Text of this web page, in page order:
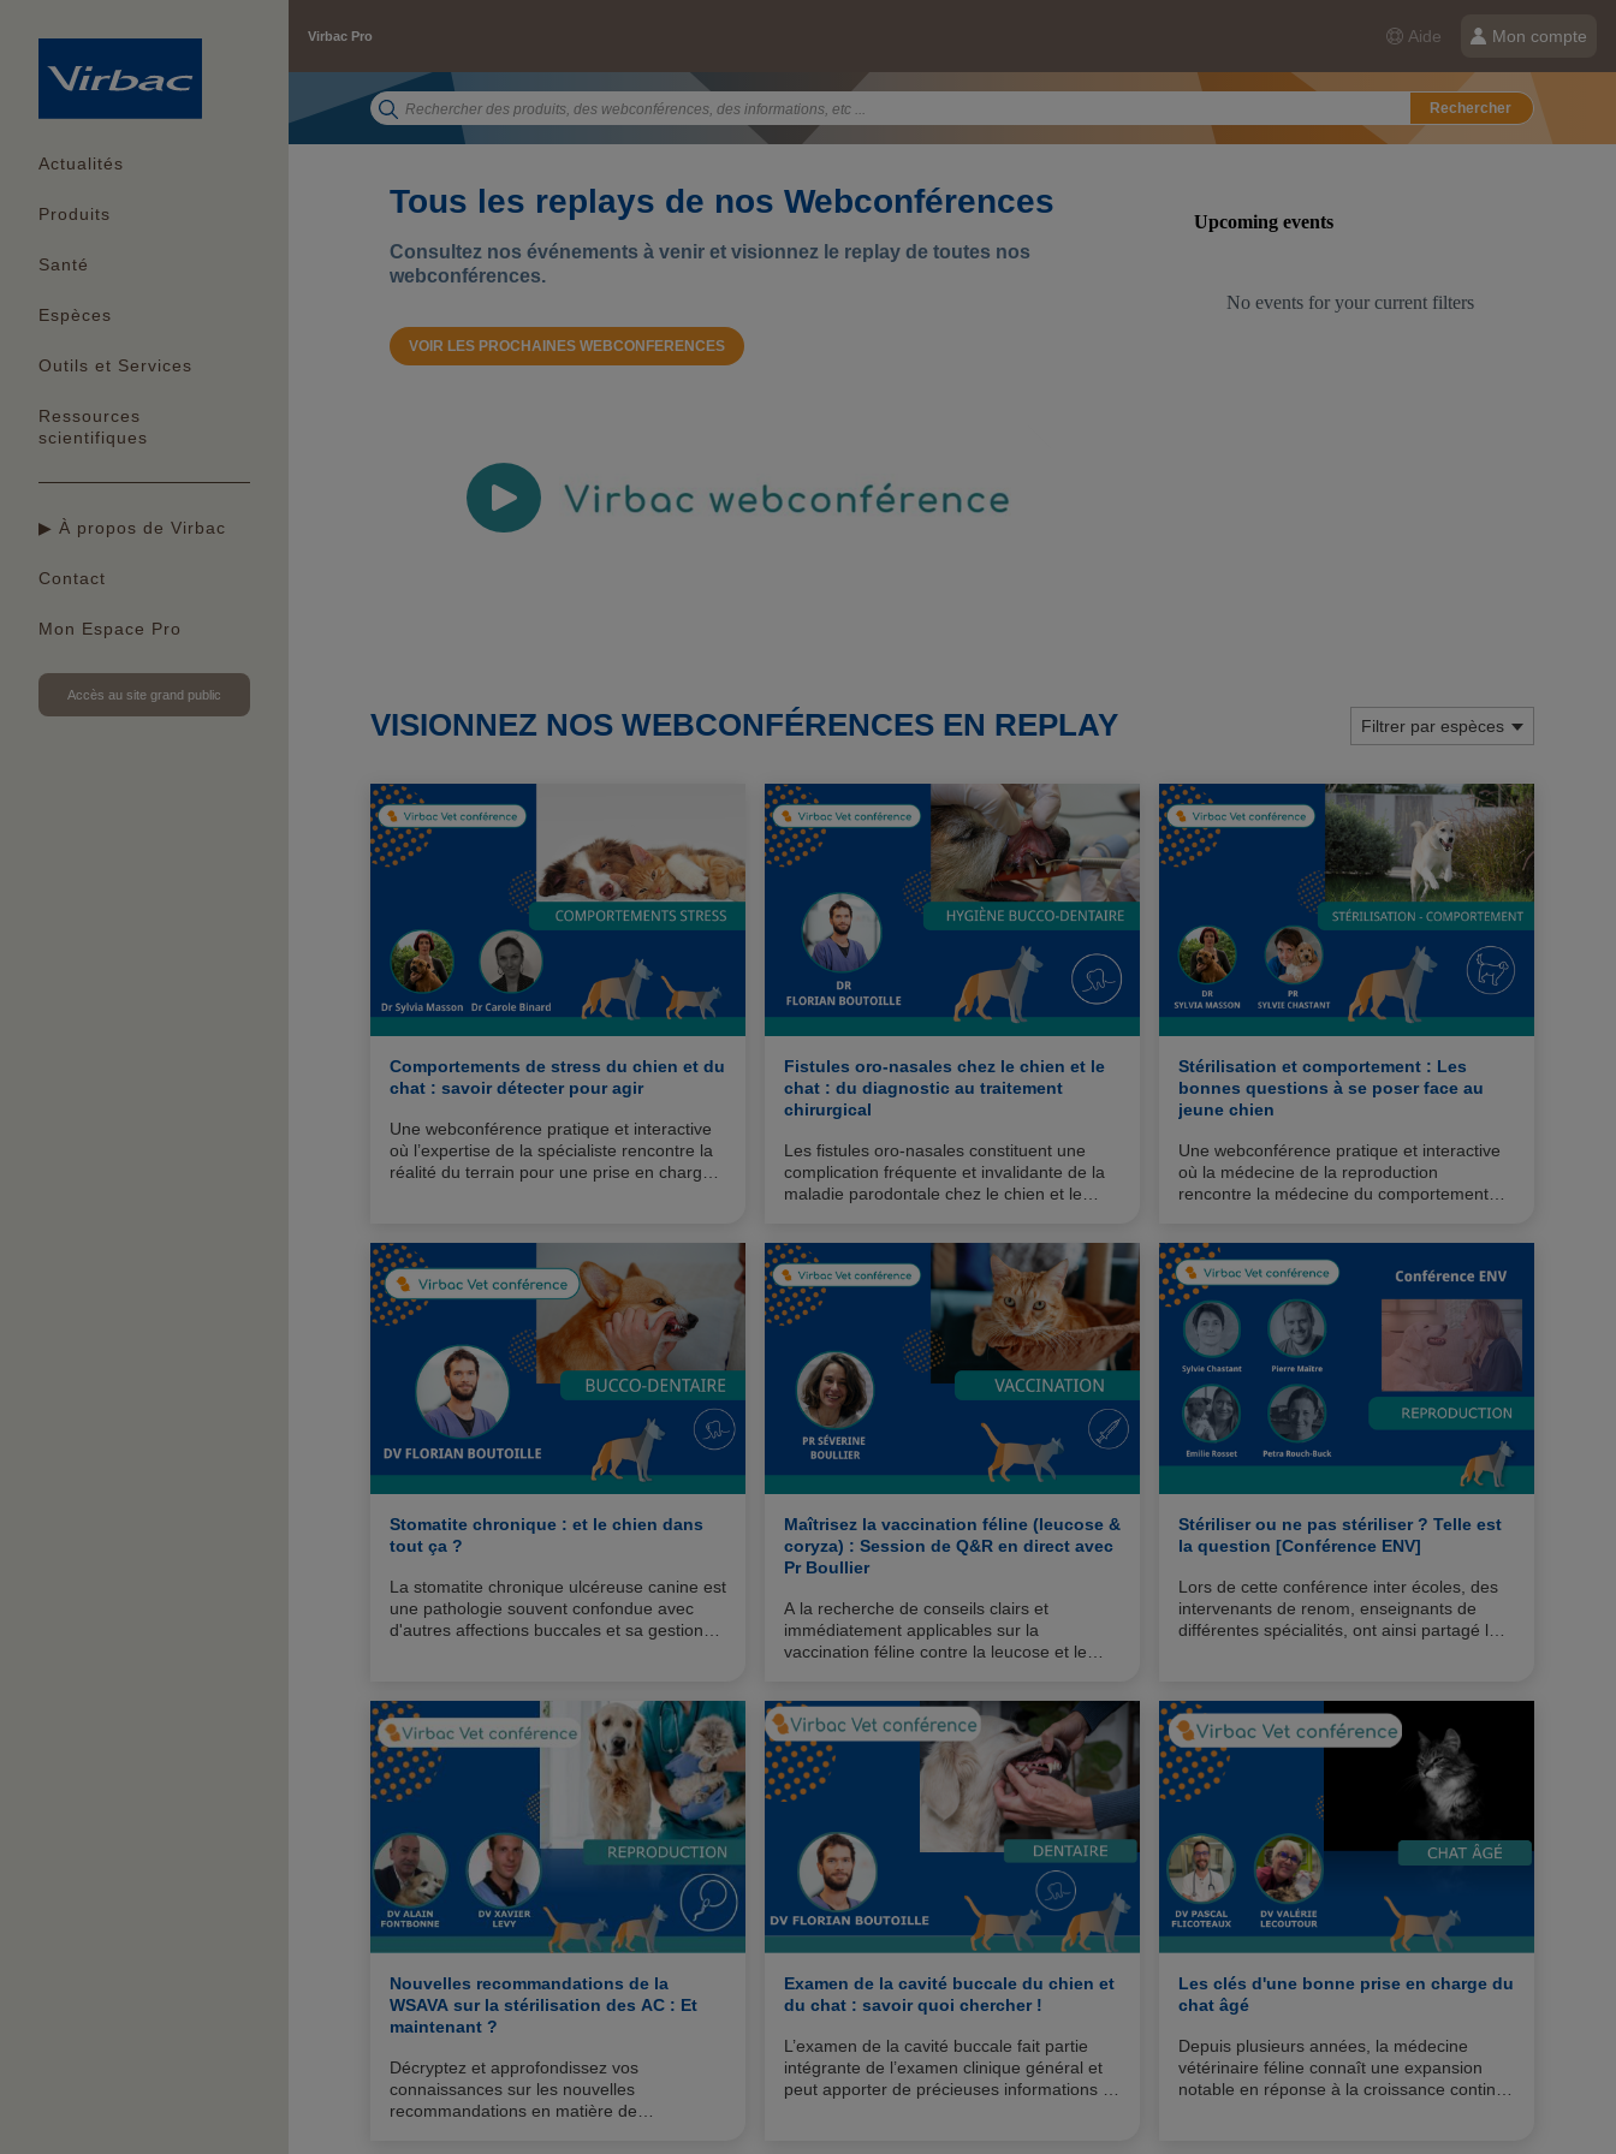
Actualités
Produits
Santé
Espèces
Outils et Services
Ressources
scientifiques
▶ À propos de Virbac
Contact
Mon Espace Pro
Accès au site grand public
Aide Mon compte
Virbac Pro
Rechercher
Tous les replays de nos Webconférences
Consultez nos événements à venir et visionnez le replay de toutes nos
webconférences.
VOIR LES PROCHAINES WEBCONFERENCES
VISIONNEZ NOS WEBCONFÉRENCES EN REPLAY Filtrer par espèces
Comportements de stress du chien et du
chat : savoir détecter pour agir
Une webconférence pratique et interactive
où l’expertise de la spécialiste rencontre la
réalité du terrain pour une prise en charge
Fistules oro-nasales chez le chien et le
chat : du diagnostic au traitement
chirurgical
Les fistules oro-nasales constituent une
complication fréquente et invalidante de la
maladie parodontale chez le chien et le
complexes.
Stérilisation et comportement : Les
bonnes questions à se poser face au
jeune chien
Une webconférence pratique et interactive
où la médecine de la reproduction
rencontre la médecine du comportement
Stomatite chronique : et le chien dans
tout ça ?
La stomatite chronique ulcéreuse canine est
une pathologie souvent confondue avec
d'autres affections buccales et sa gestion
Maîtrisez la vaccination féline (leucose &
coryza) : Session de Q&R en direct avec
Pr Boullier
A la recherche de conseils clairs et
immédiatement applicables sur la
vaccination féline contre la leucose et le
Stériliser ou ne pas stériliser ? Telle est
la question [Conférence ENV]
Lors de cette conférence inter écoles, des
intervenants de renom, enseignants de
différentes spécialités, ont ainsi partagé leur
facettes !
Nouvelles recommandations de la
WSAVA sur la stérilisation des AC : Et
maintenant ?
Décryptez et approfondissez vos
connaissances sur les nouvelles
recommandations en matière de
Examen de la cavité buccale du chien et
du chat : savoir quoi chercher !
L’examen de la cavité buccale fait partie
intégrante de l’examen clinique général et
peut apporter de précieuses informations si
Les clés d'une bonne prise en charge du
chat âgé
Depuis plusieurs années, la médecine
vétérinaire féline connaît une expansion
notable en réponse à la croissance continue